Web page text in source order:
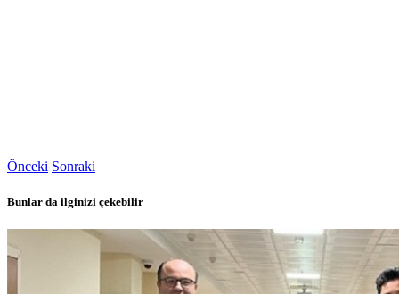
Önceki Sonraki
Bunlar da ilginizi çekebilir